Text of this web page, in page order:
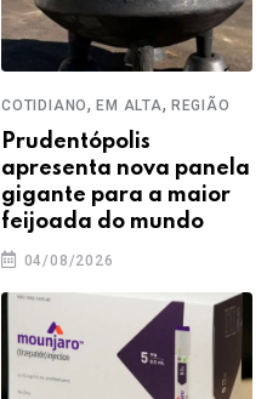
COTIDIANO,EM ALTA, REGIÃO
Prudentópolis
apresenta nova panela
gigante para a maior
feijoada do mundo
04/08/2026